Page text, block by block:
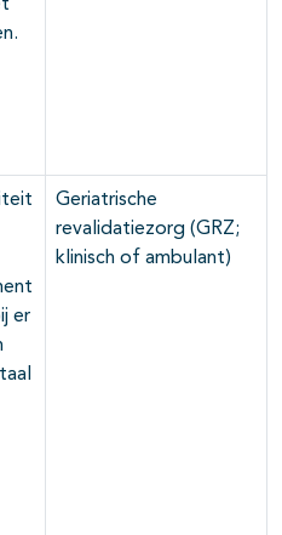
er
Geriatrische
revalidatiezorg (GRZ;
klinisch of ambulant)